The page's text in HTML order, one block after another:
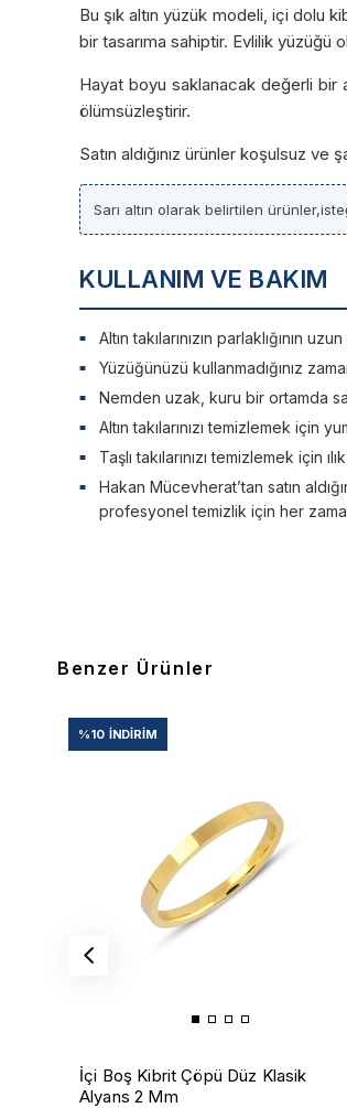
Bu şık altın yüzük modeli, içi dolu
bir tasarıma sahiptir. Evlilik yüzüğü
Hayat boyu saklanacak değerli bir
ölümsüzleştirir.
Satın aldığınız ürünler koşulsuz
Sarı altın olarak belirtilen
KULLANIM VE BAKIM
Altın takılarınızın parlaklığının
Yüzüğünüzü kullanmadığınız
Nemden uzak, kuru bir ortamda
Altın takılarınızı temizlemek için
Taşlı takılarınızı temizlemek için
Hakan Mücevherat’tan satın
profesyonel temizlik için her
Benzer Ürünler
İçi Boş Kibrit Çöpü Düz Klasik
Alyans 2 Mm
%10 İNDIRIM